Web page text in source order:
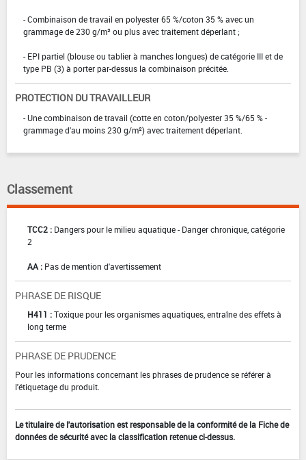
- Combinaison de travail en polyester 65 %/coton 35 % avec un
grammage de 230 g/m² ou plus avec traitement déperlant ;
- EPI partiel (blouse ou tablier à manches longues) de catégorie III et de
type PB (3) à porter par-dessus la combinaison précitée.
PROTECTION DU TRAVAILLEUR
- Une combinaison de travail (cotte en coton/polyester 35 %/65 % -
grammage d'au moins 230 g/m²) avec traitement déperlant.
Classement
TCC2 : Dangers pour le milieu aquatique - Danger chronique, catégorie
2
AA : Pas de mention d'avertissement
PHRASE DE RISQUE
H411 :Toxique pour les organismes aquatiques, entraîne des effets à
long terme
PHRASE DE PRUDENCE
Pour les informations concernant les phrases de prudence se référer à
l'étiquetage du produit.
Le titulaire de l'autorisation est responsable de la conformité de la Fiche de
données de sécurité avec la classification retenue ci-dessus.